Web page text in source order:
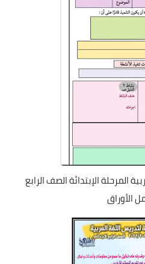
المرحلة الإبتدائة الصف الرابع
الأوراق